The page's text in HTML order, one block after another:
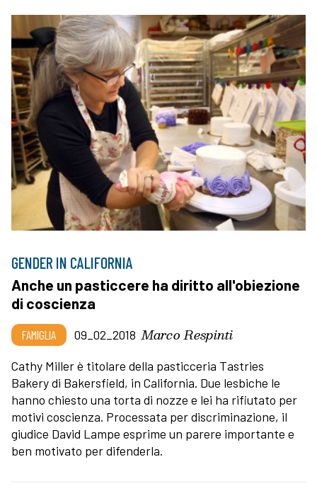
GENDER IN CALIFORNIA
Anche un pasticcere ha diritto all'obiezione
di coscienza
FAMIGLIA 09_02_2018 Marco Respinti
Cathy Miller è titolare della pasticceria Tastries
Bakery di Bakersfield, in California. Due lesbiche le
hanno chiesto una torta di nozze e lei ha rifiutato per
motivi coscienza. Processata per discriminazione, il
giudice David Lampe esprime un parere importante e
ben motivato per difenderla.